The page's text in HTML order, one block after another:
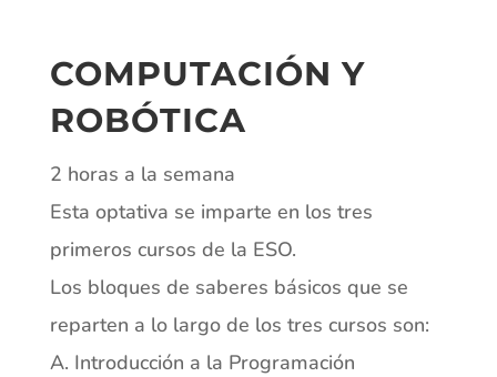
COMPUTACIÓN Y
ROBÓTICA
2 horas a la semana
Esta optativa se imparte en los tres
primeros cursos de la ESO.
Los bloques de saberes básicos que se
reparten a lo largo de los tres cursos son:
A. Introducción a la Programación